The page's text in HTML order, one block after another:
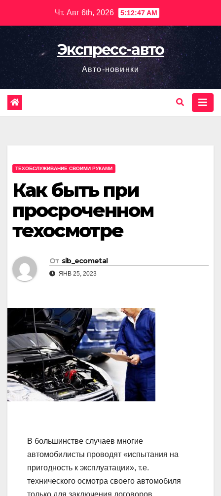
содержимому
Чт. Авг 6th, 2026 5:12:49 AM
Экспресс-авто
Авто-новинки
ТЕХОБСЛУЖИВАНИЕ СВОИМИ РУКАМИ
Как быть при
просроченном
техосмотре
От sib_ecometal
ЯНВ 25, 2023
В большинстве случаев многие
автомобилисты проводят «испытания на
пригодность к эксплуатации», т.е.
технического осмотра своего автомобиля